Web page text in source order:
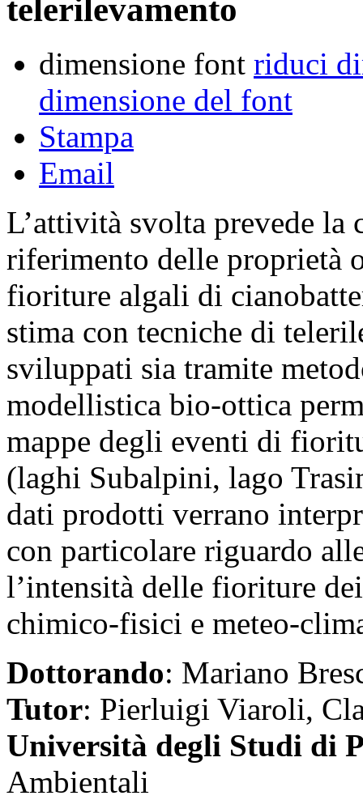
telerilevamento
dimensione font riduci
dimensione del font
Stampa
Email
L’attività svolta prevede la
riferimento delle proprietà
fioriture algali di
stima con tecniche di
sviluppati sia tramite
modellistica bio-ottica
mappe degli eventi di
(laghi Subalpini, lago
dati prodotti verrano
con particolare riguardo
l’intensità delle fioriture
chimico-fisici e meteo-
Dottorando: Mariano
Tutor: Pierluigi Viaroli,
Università degli Studi di
Ambientali